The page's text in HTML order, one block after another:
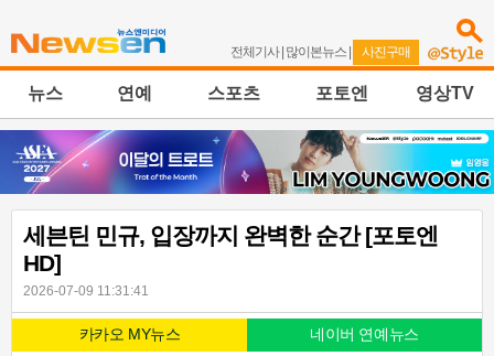
전체기사| 많이본뉴스 | 사진구매
뉴스 연예 스포츠 포토엔 영상TV
세븐틴 민규, 입장까지 완벽한 순간 [포토엔
HD]
2026-07-09 11:31:41
카카오 MY뉴스 네이버 연예뉴스